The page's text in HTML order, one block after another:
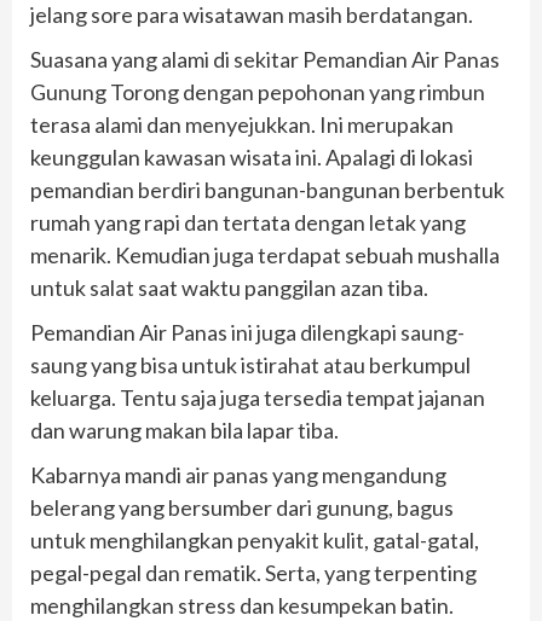
jelang sore para wisatawan masih berdatangan.
Suasana yang alami di sekitar Pemandian Air Panas
Gunung Torong dengan pepohonan yang rimbun
terasa alami dan menyejukkan. Ini merupakan
keunggulan kawasan wisata ini. Apalagi di lokasi
pemandian berdiri bangunan-bangunan berbentuk
rumah yang rapi dan tertata dengan letak yang
menarik. Kemudian juga terdapat sebuah mushalla
untuk salat saat waktu panggilan azan tiba.
Pemandian Air Panas ini juga dilengkapi saung-
saung yang bisa untuk istirahat atau berkumpul
keluarga. Tentu saja juga tersedia tempat jajanan
dan warung makan bila lapar tiba.
Kabarnya mandi air panas yang mengandung
belerang yang bersumber dari gunung, bagus
untuk menghilangkan penyakit kulit, gatal-gatal,
pegal-pegal dan rematik. Serta, yang terpenting
menghilangkan stress dan kesumpekan batin.